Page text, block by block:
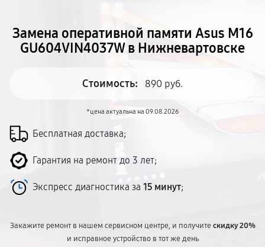
Замена оперативной памяти Asus M16
GU604VIN4037W в Нижневартовске
Стоимость: 890 руб.
*цена актуальна на 09.08.2026
Бесплатная доставка;
Гарантия на ремонт до 3 лет;
Экспресс диагностика за 15 минут;
Закажите ремонт в нашем сервисном центре, и получитескидку 20%
и исправное устройство в тот же день